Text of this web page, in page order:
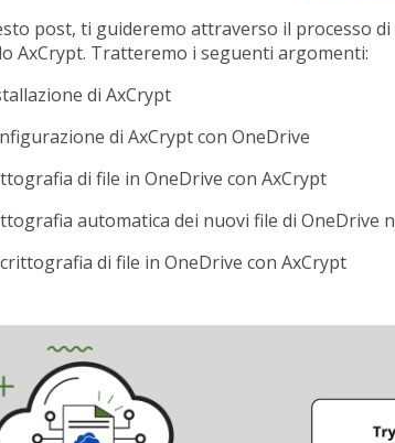
post, ti guideremo attraverso il processo
AxCrypt. Tratteremo i seguenti argomenti:
di AxCrypt
di AxCrypt con OneDrive
di file in OneDrive con AxCrypt
automatica dei nuovi file di OneDrive
di file in OneDrive con AxCrypt